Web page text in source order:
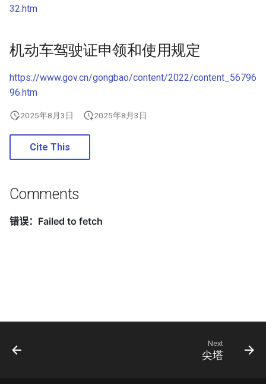
32.htm
机动车驾驶证申领和使用规定
https://www.gov.cn/gongbao/content/2022/content_56796
96.htm
2025年8月3日 2025年8月3日
Cite This
Comments
Next
尖塔